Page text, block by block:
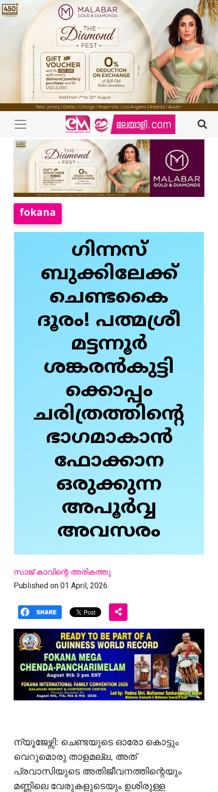
fokana
ഗിന്നസ്
ബുക്കിലേക്ക്
ചെണ്ടകൈ
ദൂരം! പത്മശ്രീ
മട്ടന്നൂർ
ശങ്കരൻകുട്ടി
ക്കൊപ്പം
ചരിത്രത്തിന്റെ
ഭാഗമാകാൻ
ഫോക്കാന
ഒരുക്കുന്ന
അപൂർവ്വ
അവസരം
സാജ് കാവിന്റെ അരികത്തു
Published on 01 April, 2026
ന്യൂജേഴ്സി: ചെണ്ടയുടെ ഓരോ കൊട്ടും
വെറുമൊരു താളമല്ല, അത്
പ്രവാസിയുടെ അതിജീവനത്തിന്റെയും
മണ്ണിലെ വേരുകളുടെയും ഉശിരുള്ള